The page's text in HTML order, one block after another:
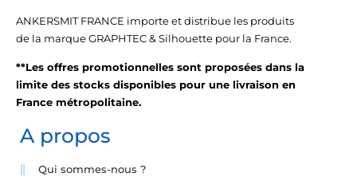
ANKERSMIT FRANCE importe et distribue les produits
de la marque GRAPHTEC & Silhouette pour la France.
**Les offres promotionnelles sont proposées dans la
limite des stocks disponibles pour une livraison en
France métropolitaine.
A propos
Qui sommes-nous ?